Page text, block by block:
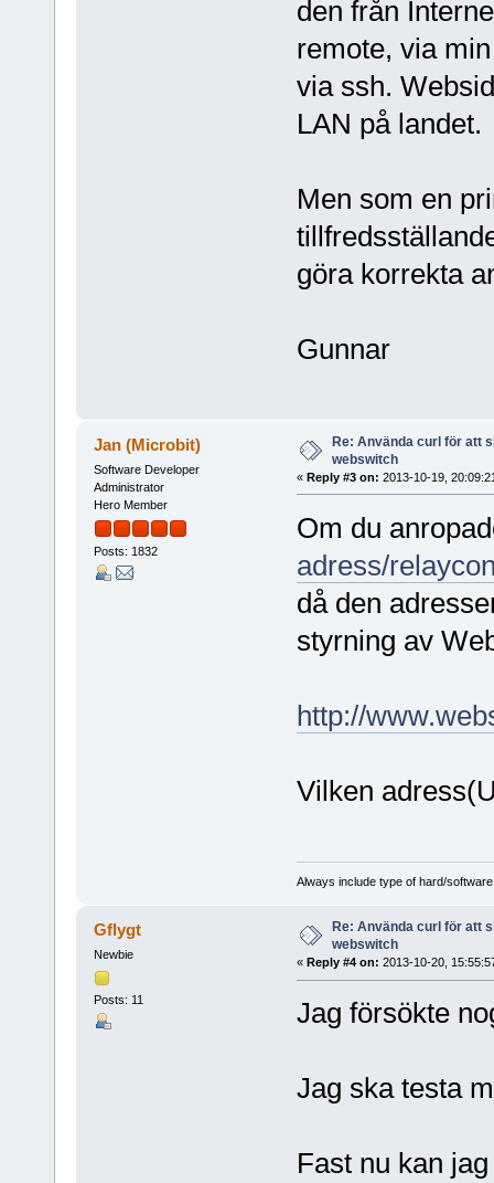
den från
remote, via
via ssh.
LAN på landet.
Men som en
göra korrekta
Gunnar
Jan (Microbit)
Software Developer
Administrator
Hero Member
Posts: 1832
Re: Använda curl för att
webswitch
« Reply #3 on: 2013-10-19,
Om du
adress/
då den
styrning av
http://
Vilken
Always include type of hard/
Gflygt
Newbie
Posts: 11
Re: Använda curl för att
webswitch
« Reply #4 on: 2013-10-20,
Jag försökte
Jag ska testa
Fast nu kan